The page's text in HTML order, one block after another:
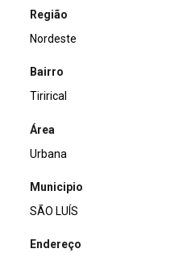
Região
Nordeste
Bairro
Tirirical
Área
Urbana
Municipio
SÃO LUÍS
Endereço